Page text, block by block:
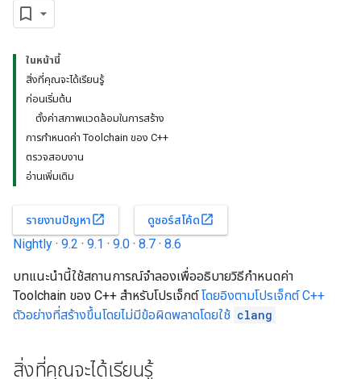
ในหน้านี้
สิ่งที่คุณจะได้เรียนรู้
ก่อนเริ่มต้น
ตั้งค่าสภาพแวดล้อมในการสร้าง
การกำหนดค่า Toolchain ของ C++
ตรวจสอบงาน
อ่านเพิ่มเติม
รายงานปัญหาopen_in_new ดูซอร์สโค้ดopen_in_new
Nightly · 9.2 · 9.1 · 9.0 · 8.7 · 8.6
บทแนะนำนี้ใช้สถานการณ์จำลองเพื่ออธิบายวิธีกำหนดค่า
Toolchain ของ C++ สำหรับโปรเจ็กต์โดยอิงตามโปรเจ็กต์ C++
ตัวอย่างที่สร้างขึ้นโดยไม่มีข้อผิดพลาดโดยใช้ clang
สิ่งที่คุณจะได้เรียนรู้